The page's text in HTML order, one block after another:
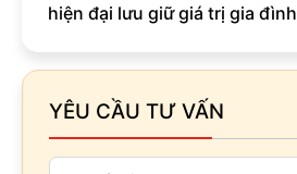
hiện đại lưu giữ giá trị gia đình
YÊU CẦU TƯ VẤN